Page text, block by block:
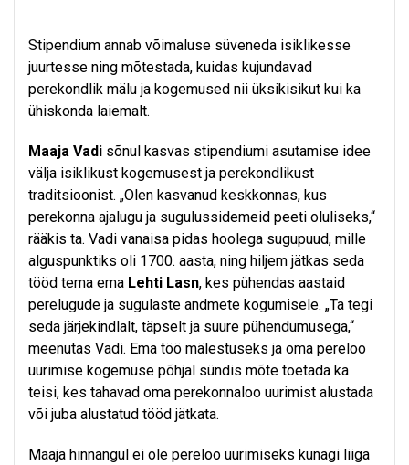
Stipendium annab võimaluse süveneda isiklikesse
juurtesse ning mõtestada, kuidas kujundavad
perekondlik mälu ja kogemused nii üksikisikut kui ka
ühiskonda laiemalt.
Maaja Vadi sõnul kasvas stipendiumi asutamise idee
välja isiklikust kogemusest ja perekondlikust
traditsioonist. „Olen kasvanud keskkonnas, kus
perekonna ajalugu ja sugulussidemeid peeti oluliseks,“
rääkis ta. Vadi vanaisa pidas hoolega sugupuud, mille
alguspunktiks oli 1700. aasta, ning hiljem jätkas seda
tööd tema ema Lehti Lasn, kes pühendas aastaid
perelugude ja sugulaste andmete kogumisele. „Ta tegi
seda järjekindlalt, täpselt ja suure pühendumusega,“
meenutas Vadi. Ema töö mälestuseks ja oma pereloo
uurimise kogemuse põhjal sündis mõte toetada ka
teisi, kes tahavad oma perekonnaloo uurimist alustada
või juba alustatud tööd jätkata.
Maaja hinnangul ei ole pereloo uurimiseks kunagi liiga